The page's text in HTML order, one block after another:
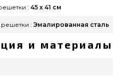
: 45 х 41 см
: Эмалированная сталь
и материалы